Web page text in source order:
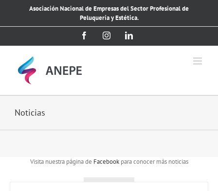
Asociación Nacional de Empresas del Sector Profesional de
Peluquería y Estética.
FacebookInstagramLinkedIn
Noticias
Visita nuestra página de Facebookpara conocer más noticias